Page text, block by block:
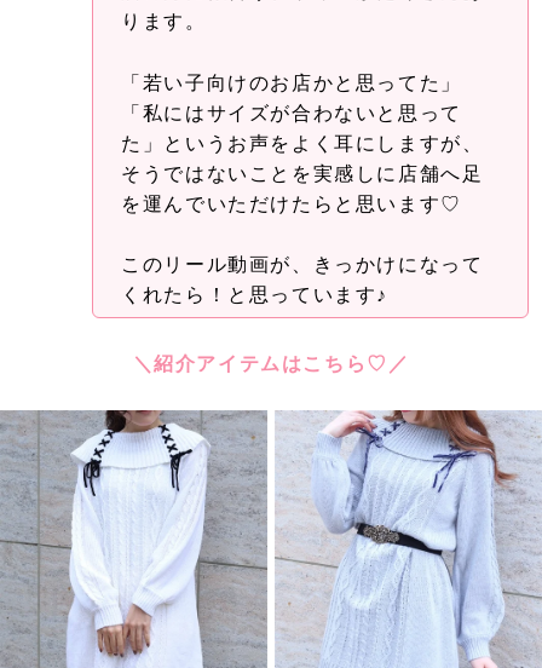
ります。
「若い子向けのお店かと思ってた」
「私にはサイズが合わないと思って
た」というお声をよく耳にしますが、
そうではないことを実感しに店舗へ足
を運んでいただけたらと思います♡
このリール動画が、きっかけになって
くれたら！と思っています♪
＼紹介アイテムはこちら♡／